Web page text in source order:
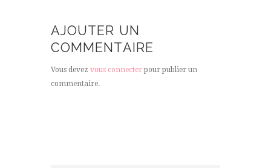
AJOUTER UN
COMMENTAIRE
Vous devez vous connecterpour publier un
commentaire.